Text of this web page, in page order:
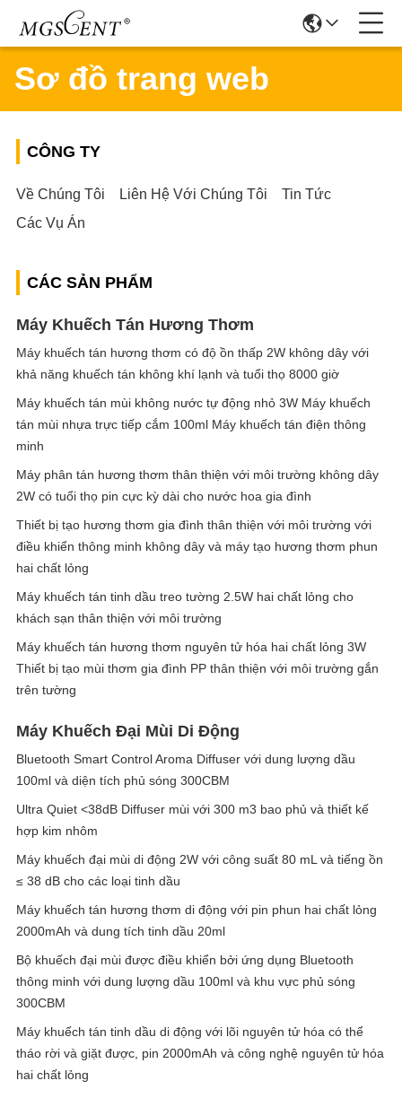
Sơ đồ trang web
CÔNG TY
Về Chúng Tôi Liên Hệ Với Chúng Tôi
Tin Tức
Các Vụ Án
CÁC SẢN PHẨM
Máy Khuếch Tán Hương Thơm
Máy khuếch tán hương thơm có độ ồn thấp 2W không dây với
khả năng khuếch tán không khí lạnh và tuổi thọ 8000 giờ
Máy khuếch tán mùi không nước tự động nhỏ 3W Máy khuếch
tán mùi nhựa trực tiếp cắm 100ml Máy khuếch tán điện thông
minh
Máy phân tán hương thơm thân thiện với môi trường không dây
2W có tuổi thọ pin cực kỳ dài cho nước hoa gia đình
Thiết bị tạo hương thơm gia đình thân thiện với môi trường với
điều khiển thông minh không dây và máy tạo hương thơm phun
hai chất lỏng
Máy khuếch tán tinh dầu treo tường 2.5W hai chất lỏng cho
khách sạn thân thiện với môi trường
Máy khuếch tán hương thơm nguyên tử hóa hai chất lỏng 3W
Thiết bị tạo mùi thơm gia đình PP thân thiện với môi trường gắn
trên tường
Máy Khuếch Đại Mùi Di Động
Bluetooth Smart Control Aroma Diffuser với dung lượng dầu
100ml và diện tích phủ sóng 300CBM
Ultra Quiet <38dB Diffuser mùi với 300 m3 bao phủ và thiết kế
hợp kim nhôm
Máy khuếch đại mùi di động 2W với công suất 80 mL và tiếng ồn
≤ 38 dB cho các loại tinh dầu
Máy khuếch tán hương thơm di động với pin phun hai chất lỏng
2000mAh và dung tích tinh dầu 20ml
Bộ khuếch đại mùi được điều khiển bởi ứng dụng Bluetooth
thông minh với dung lượng dầu 100ml và khu vực phủ sóng
300CBM
Máy khuếch tán tinh dầu di động với lõi nguyên tử hóa có thể
tháo rời và giặt được, pin 2000mAh và công nghệ nguyên tử hóa
hai chất lỏng